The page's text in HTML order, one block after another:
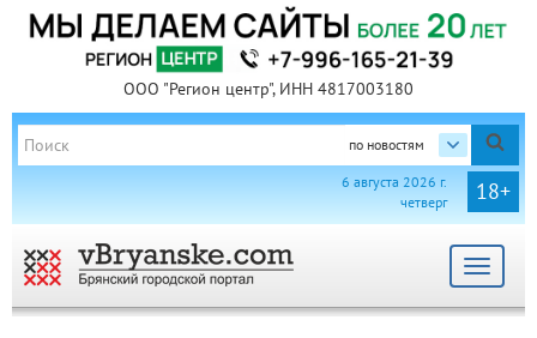
ООО "Регион центр", ИНН 4817003180
по новостям
18+
6 августа 2026 г.
четверг
Toggle